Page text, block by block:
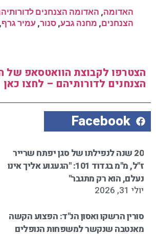
האדומה, האדומה הצנחנים
הצנחנים, מחנה גבע,סנור, עמיר גרף,
הצטרפו לקבוצת הוואטסאפ של
הצנחנים לדורותיהם – לחצו כאן
Facebook
20 שנה לנפילתו של סגן יפתח שרייר
ז"ל, מ"מ בגדוד 101: "הגעגוע אליך אינו
נעלם, הוא רק מתגבר"
יולי 31, 2026
סורין הרשקו ואסון הנ"ד: הפצוע הקשה
מאנטבה שנקשר למשפחות הנופלים